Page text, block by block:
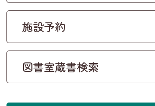
施設予約
図書室蔵書検索